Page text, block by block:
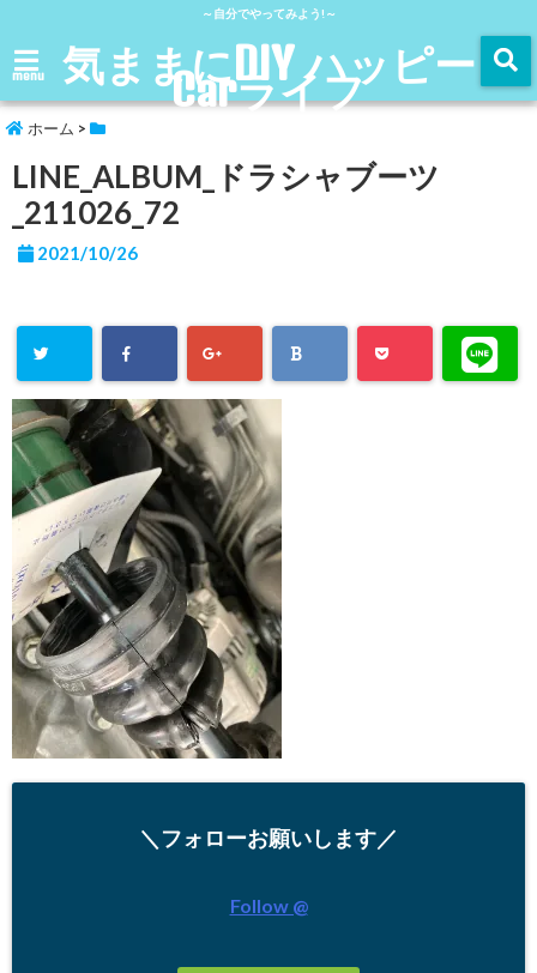
～自分でやってみよう!～
menu 気ままにDIY ハッピー
Carライフ
ホーム >
LINE_ALBUM_ドラシャブーツ
_211026_72
2021/10/26
＼フォローお願いします／
Follow @